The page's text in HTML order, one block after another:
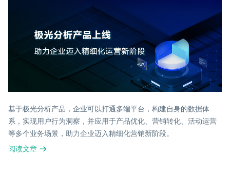
基于极光分析产品，企业可以打通多端平台，构建自身的数据体
系，实现用户行为洞察，并应用于产品优化、营销转化、活动运营
等多个业务场景，助力企业迈入精细化营销新阶段。
阅读文章